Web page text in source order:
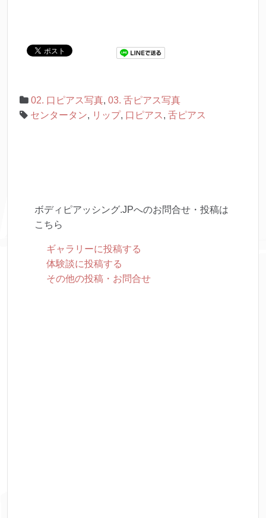
02. 口ピアス写真, 03. 舌ピアス写真
センタータン, リップ, 口ピアス , 舌ピアス
ボディピアッシング.JPへのお問合せ・投稿は
こちら
ギャラリーに投稿する
体験談に投稿する
その他の投稿・お問合せ